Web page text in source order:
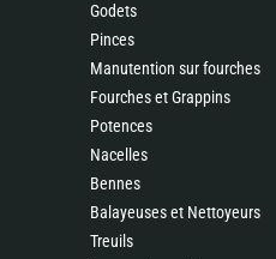
Godets
Pinces
Manutention sur fourches
Fourches et Grappins
Potences
Nacelles
Bennes
Balayeuses et Nettoyeurs
Treuils